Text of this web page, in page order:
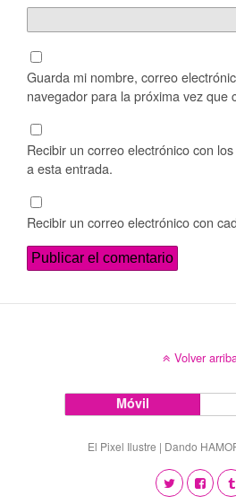
Guarda mi nombre, correo
navegador para la próxima vez que
Recibir un correo electrónico con
a esta entrada.
Recibir un correo electrónico con
Volver
Móvil
El Pixel Ilustre | Dando